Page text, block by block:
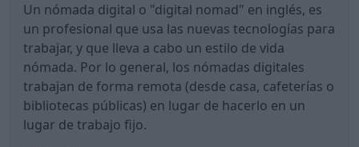
Un nómada digital o "digital nomad" en inglés, es
un profesional que usa las nuevas tecnologías para
trabajar, y que lleva a cabo un estilo de vida
nómada. Por lo general, los nómadas digitales
trabajan de forma remota (desde casa, cafeterías o
bibliotecas públicas) en lugar de hacerlo en un
lugar de trabajo fijo.